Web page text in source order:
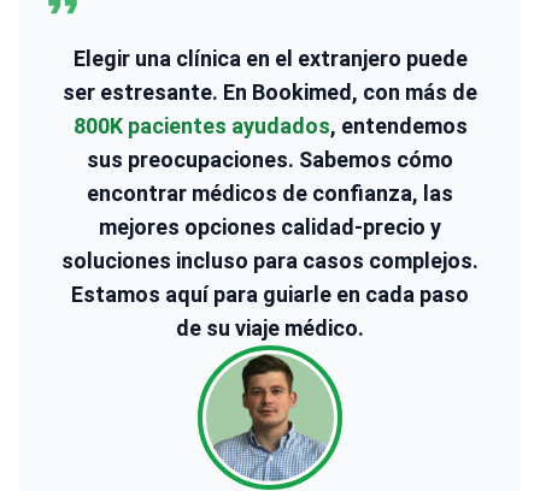
Elegir una clínica en el extranjero puede
ser estresante. En Bookimed, con más de
800K pacientes ayudados, entendemos
sus preocupaciones. Sabemos cómo
encontrar médicos de confianza, las
mejores opciones calidad-precio y
soluciones incluso para casos complejos.
Estamos aquí para guiarle en cada paso
de su viaje médico.